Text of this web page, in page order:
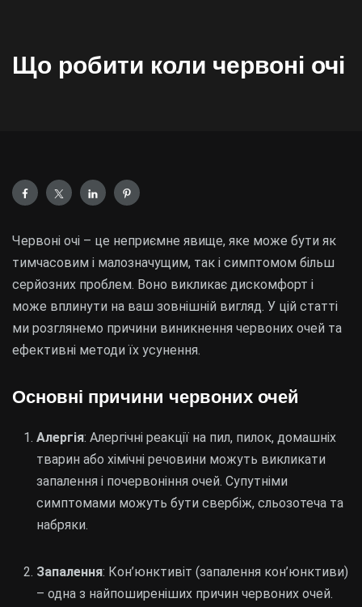
Що робити коли червоні очі
Червоні очі – це неприємне явище, яке може бути як
тимчасовим і малозначущим, так і симптомом більш
серйозних проблем. Воно викликає дискомфорт і
може вплинути на ваш зовнішній вигляд. У цій статті
ми розглянемо причини виникнення червоних очей та
ефективні методи їх усунення.
Основні причини червоних очей
Алергія: Алергічні реакції на пил, пилок, домашніх
тварин або хімічні речовини можуть викликати
запалення і почервоніння очей. Супутніми
симптомами можуть бути свербіж, сльозотеча та
набряки.
Запалення: Кон’юнктивіт (запалення кон’юнктиви)
– одна з найпоширеніших причин червоних очей.